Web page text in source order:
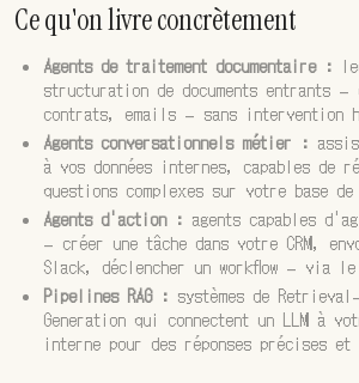
Ce qu'on livre concrètement
Agents de traitement documentaire :
structuration de documents entrants
contrats, emails — sans intervention
Agents conversationnels métier :
à vos données internes, capables de
questions complexes sur votre base de
Agents d'action : agents capables
— créer une tâche dans votre CRM,
Slack, déclencher un workflow — via le
Pipelines RAG : systèmes de Retrieval-
Generation qui connectent un LLM à
interne pour des réponses précises